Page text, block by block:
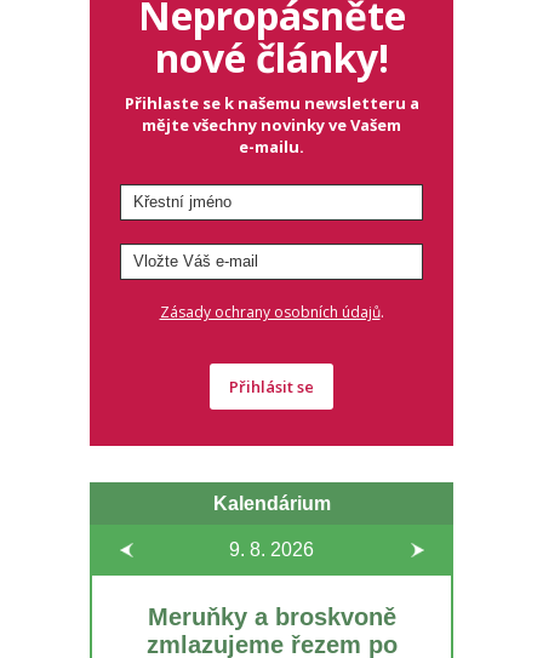
Nepropásněte
nové články!
Přihlaste se k našemu newsletteru a
mějte všechny novinky ve Vašem
e-mailu.
Zásady ochrany osobních údajů.
Přihlásit se
Kalendárium
9. 8. 2026
Meruňky a broskvoně
zmlazujeme řezem po